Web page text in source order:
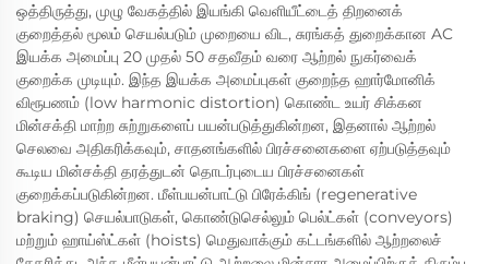
ஒத்திருத்து, முழு வேகத்தில் இயங்கி வெளியீட்டைத் திறனைக்
குறைத்தல் மூலம் செயல்படும் முறையை விட, சுரங்கத் துறைக்கான AC
இயக்க அமைப்பு 20 முதல் 50 சதவீதம் வரை ஆற்றல் நுகர்வைக்
குறைக்க முடியும். இந்த இயக்க அமைப்புகள் குறைந்த ஹார்மோனிக்
விரூபணம் (low harmonic distortion) கொண்ட உயர் சிக்கன
மின்சக்தி மாற்ற சுற்றுகளைப் பயன்படுத்துகின்றன, இதனால் ஆற்றல்
செலவை அதிகரிக்கவும், சாதனங்களில் பிரச்சனைகளை ஏற்படுத்தவும்
கூடிய மின்சக்தி தரத்துடன் தொடர்புடைய பிரச்சனைகள்
குறைக்கப்படுகின்றன. மீள்பயன்பாட்டு பிரேக்கிங் (regenerative
braking) செயல்பாடுகள், கொண்டுசெல்லும் பெல்ட்கள் (conveyors)
மற்றும் ஹாய்ஸ்ட்கள் (hoists) மெதுவாக்கும் கட்டங்களில் ஆற்றலைச்